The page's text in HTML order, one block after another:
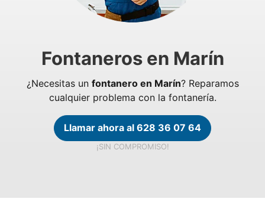
Fontaneros en Marín
¿Necesitas un fontanero en Marín? Reparamos
cualquier problema con la fontanería.
Llamar ahora al 628 36 07 64
¡SIN COMPROMISO!